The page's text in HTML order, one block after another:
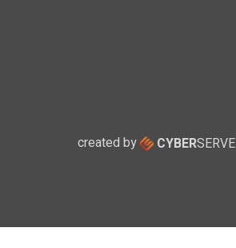
created by CYBERSERVE